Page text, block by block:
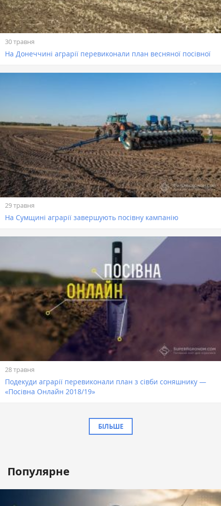
30 травня
На Донеччині аграрії перевиконали план весняної посівної
29 травня
На Сумщині аграрії завершують посівну кампанію
28 травня
Подекуди аграрії перевиконали план з сівби соняшнику —
«Посівна Онлайн 2018/19»
БІЛЬШЕ
Популярне